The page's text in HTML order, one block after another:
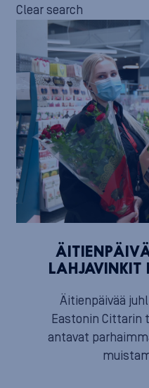
Clear search
Äitienpäivää
Eastonin Cittarin
antavat